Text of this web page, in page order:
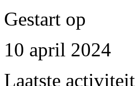
Gestart op
10 april 2024
Laatste